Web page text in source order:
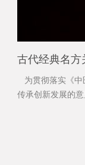
为贯彻落实《中
传承创新发展的